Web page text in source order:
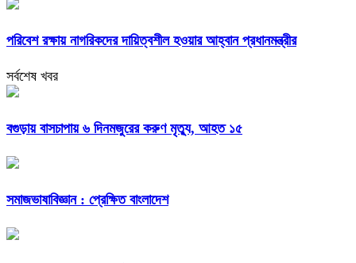
পরিবেশ রক্ষায় নাগরিকদের দায়িত্বশীল হওয়ার আহ্বান প্রধানমন্ত্রীর
সর্বশেষ খবর
বগুড়ায় বাসচাপায় ৬ দিনমজুরের করুণ মৃত্যু, আহত ১৫
সমাজভাষাবিজ্ঞান : প্রেক্ষিত বাংলাদেশ